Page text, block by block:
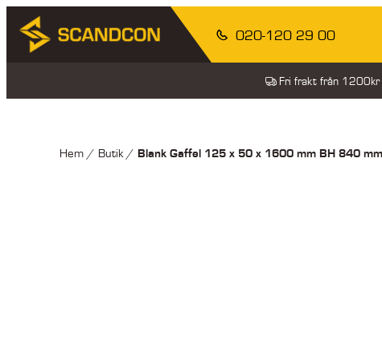
020-120 29 00
Fri frakt från 1200kr
Hem / Butik/Blank Gaffel 125 x 50 x 1600 mm BH 840 mm